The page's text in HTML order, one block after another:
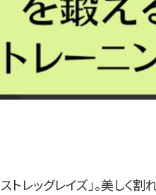
レッグレイズ」。美しく